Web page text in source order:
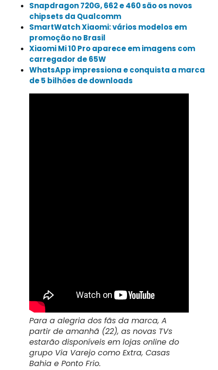
Snapdragon 720G, 662 e 460 são os novos
chipsets da Qualcomm
SmartWatch Xiaomi: vários modelos em
promoção no Brasil
Xiaomi Mi 10 Pro aparece em imagens com
carregador de 65W
WhatsApp impressiona e conquista a marca
de 5 bilhões de downloads
Para a alegria dos fãs da marca, A
partir de amanhã (22), as novas TVs
estarão disponíveis em lojas online do
grupo Via Varejo como Extra, Casas
Bahia e Ponto Frio.